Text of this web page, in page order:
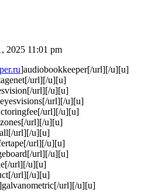
2025 11:01 pm
]audiobookkeeper[/url][/u][u]
url][/u][u]
url][/u][u]
url][/u][u]
url][/u][u]
url][/u][u]
url][/u][u]
url][/u][u]
url][/u][u]
url][/u][u]
url][/u][u]
url][/u][u]